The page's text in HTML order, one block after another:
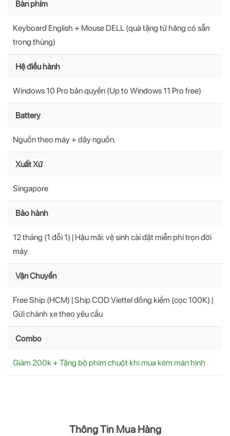
Bàn phím
Keyboard English + Mouse DELL (quà tặng từ hãng có sẵn
trong thùng)
Hệ điều hành
Windows 10 Pro bản quyền (Up to Windows 11 Pro free)
Battery
Nguồn theo máy + dây nguồn.
Xuất Xứ
Singapore
Bảo hành
12 tháng (1 đỗi 1) | Hậu mãi: vệ sinh cài đặt miễn phí trọn đời
máy.
Vận Chuyển
Free Ship (HCM) | Ship COD Viettel đồng kiểm (cọc 100K) |
Gửi chành xe theo yêu cầu
Combo
Giảm 200k + Tặng bộ phím chuột khi mua kèm màn hình
Thông Tin Mua Hàng